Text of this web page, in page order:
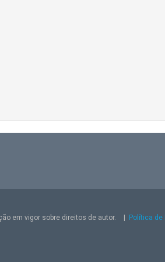
em vigor sobre direitos de autor.
Política de